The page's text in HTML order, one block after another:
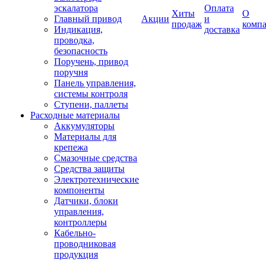
эскалатора
Главный привод
Индикация,
проводка,
безопасность
Поручень, привод
поручня
Панель управления,
системы контроля
Ступени, паллеты
Расходные материалы
Аккумуляторы
Материалы для
крепежа
Смазочные средства
Средства защиты
Электротехнические
компоненты
Датчики, блоки
управления,
контроллеры
Кабельно-
проводниковая
продукция
Акции
Хиты
продаж
Оплата
и
доставка
О